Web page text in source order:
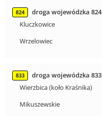
824
droga wojewódzka 824
Kluczkowice
Wrzelowiec
833
droga wojewódzka 833
Wierzbica (koło Kraśnika)
Mikuszewskie